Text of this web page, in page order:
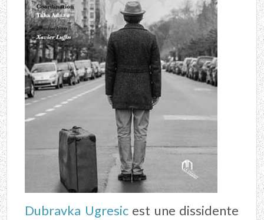
Dubravka Ugresicest une dissidente